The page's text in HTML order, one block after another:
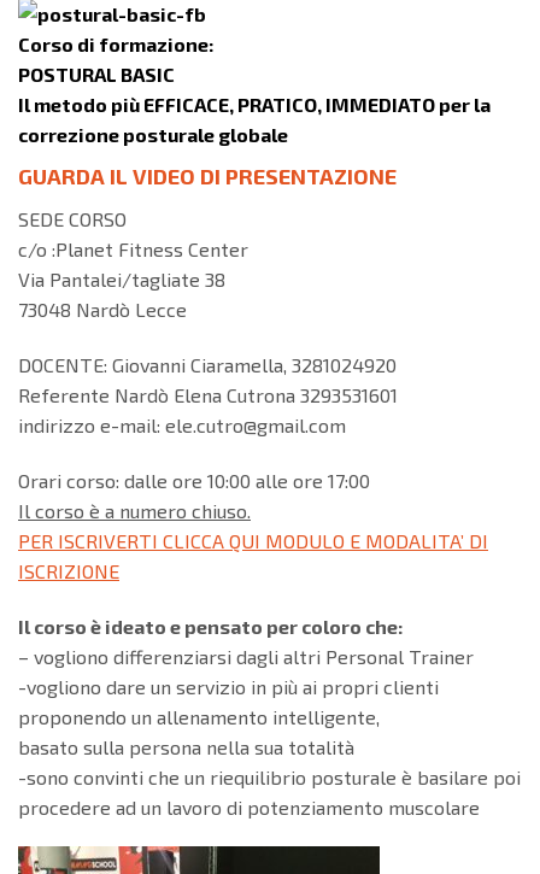
Corso di formazione:
POSTURAL BASIC
Il metodo più EFFICACE, PRATICO, IMMEDIATO per la
correzione posturale globale
GUARDA IL VIDEO DI PRESENTAZIONE
SEDE CORSO
c/o :Planet Fitness Center
Via Pantalei/tagliate 38
73048 Nardò Lecce
DOCENTE: Giovanni Ciaramella, 3281024920
Referente Nardò Elena Cutrona 3293531601
indirizzo e-mail: ele.cutro@gmail.com
Orari corso: dalle ore 10:00 alle ore 17:00
Il corso è a numero chiuso.
PER ISCRIVERTI CLICCA QUI MODULO E MODALITA’ DI
ISCRIZIONE
Il corso è ideato e pensato per coloro che:
– vogliono differenziarsi dagli altri Personal Trainer
-vogliono dare un servizio in più ai propri clienti
proponendo un allenamento intelligente,
basato sulla persona nella sua totalità
-sono convinti che un riequilibrio posturale è basilare poi
procedere ad un lavoro di potenziamento muscolare